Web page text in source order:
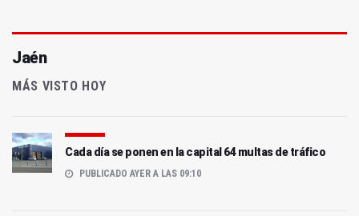
Jaén
MÁS VISTO HOY
Cada día se ponen en la capital 64 multas de tráfico
PUBLICADO AYER A LAS 09:10